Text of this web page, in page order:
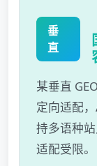
垂
直
某垂直
定向适配
持多语种
适配受限。